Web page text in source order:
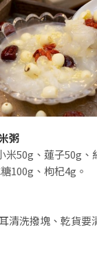
粥
米50g、蓮子50g、
100g、枸杞4g。
清洗撥塊、乾貨要